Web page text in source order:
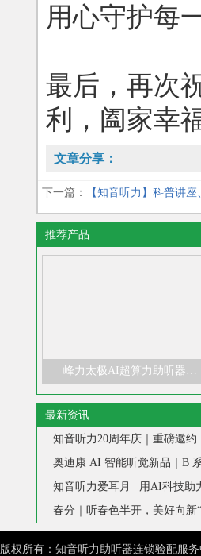
用心守护每
最后，再次
利，阖家幸
文章分享：
下一篇： 【知音听力】科普讲
推荐产品
峰力太极AI超算力助听器…
最新资讯
知音听力爱耳月 | 用AI科技助
春分｜听春色半开，美好向新
版权所有：知音听力助听器连锁验配服